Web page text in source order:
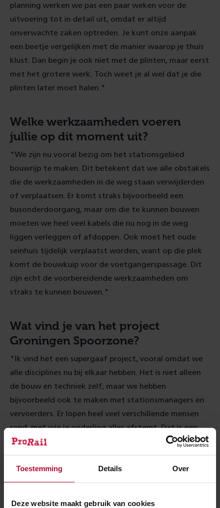
Toestemming Details Over
Deze website maakt gebruik van cookies
planning werken we pas een paar weken voor de
uitvoering tot in detail uit, omdat er altijd
onverwachte zaken optreden. Je kunt onze aanpak
een beetje vergelijken met de manier waarop je thuis
klust. Dan begin je ook niet met de plinten, maar eerst
met het grotere werk. Toch weet je al wel dat je die
plinten later moet halen."
Welke werkzaamheden voeren
jullie op dit moment uit?
"We zijn nu vooral bezig om het stationsgebied
bouwrijp te maken. Dit betekent dat we alle obstakels
die de werkzaamheden in de weg staan verwijderden
of verplaatsen. Er komt straks bijvoorbeeld een
busonderdoorgang, maar om die te kunnen bouwen
moeten we heel veel kabels die nu nog in de weg
liggen verleggen of afdoppen. Ook moet het oude
seinhuis tijdelijk verplaatst worden, want op die plek
komt de bouwkuip voor de voetgangerspassage. Dit
zijn echt de voorbereidende werkzaamheden om
straks te kunnen bouwen."
Wat vind je van het project
Groningen Spoorzone?
"Ik vind het een supergaaf project, vooral omdat we
alle disciplines nu bij elkaar hebben. Het is niet alleen
de bouw en techniek zelf, maar we hebben
bijvoorbeeld ook te maken met stationsmanagers en
vervoerders. Er lopen heel veel verschillende mensen
rond, met wie je onderling alles afstemt. Dat is een
ontzettend mooie samenwerking."
Wat vind je het leukst aan je